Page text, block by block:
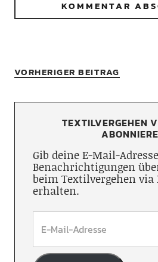
VORHERIGER BEITRAG
TEXTILVERGEHEN
Gib deine E-Mail-
Benachrichtigungen
beim Textilvergehen via
erhalten.